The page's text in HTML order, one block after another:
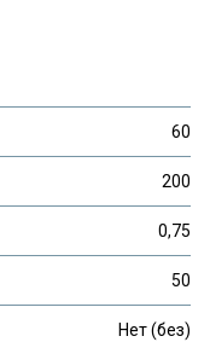
60
200
0,75
50
Нет (без)